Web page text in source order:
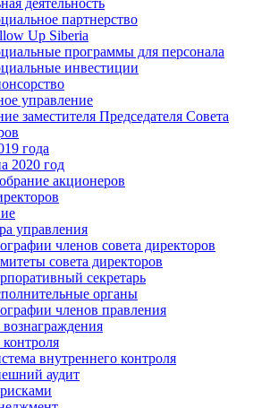
деятельность
партнерство
Up Siberia
программы для персонала
инвестиции
управление
заместителя Председателя Совета
года
2020 год
акционеров
управления
членов совета директоров
совета директоров
секретарь
органы
членов правления
внутреннего контроля
аудит